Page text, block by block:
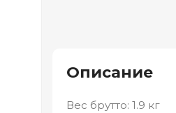
Описание
Вес брутто: 1.9 кг